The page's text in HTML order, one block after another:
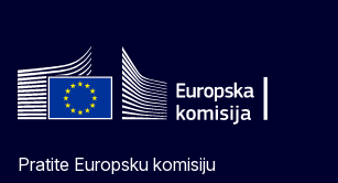
Pratite Europsku komisiju